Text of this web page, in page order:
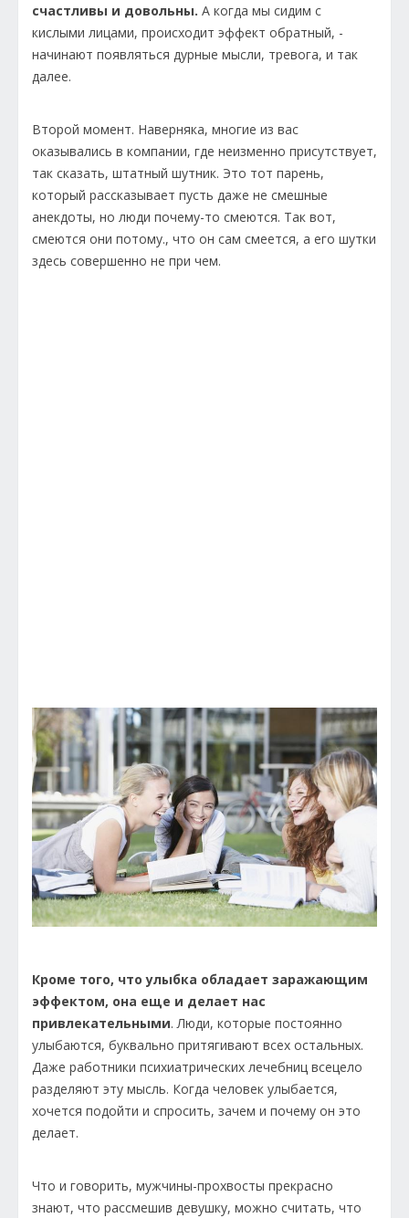
счастливы и довольны. А когда мы сидим с
кислыми лицами, происходит эффект обратный, -
начинают появляться дурные мысли, тревога, и так
далее.
Второй момент. Наверняка, многие из вас
оказывались в компании, где неизменно присутствует,
так сказать, штатный шутник. Это тот парень,
который рассказывает пусть даже не смешные
анекдоты, но люди почему-то смеются. Так вот,
смеются они потому., что он сам смеется, а его шутки
здесь совершенно не при чем.
Кроме того, что улыбка обладает заражающим
эффектом, она еще и делает нас
привлекательными. Люди, которые постоянно
улыбаются, буквально притягивают всех остальных.
Даже работники психиатрических лечебниц всецело
разделяют эту мысль. Когда человек улыбается,
хочется подойти и спросить, зачем и почему он это
делает.
Что и говорить, мужчины-прохвосты прекрасно
знают, что рассмешив девушку, можно считать, что